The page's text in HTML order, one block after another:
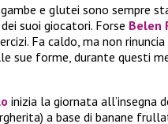
e glutei sono sempre
suoi giocatori. Forse Belen
Fa caldo, ma non
sue forme, durante questi
inizia la giornata all’insegna
a base di banane